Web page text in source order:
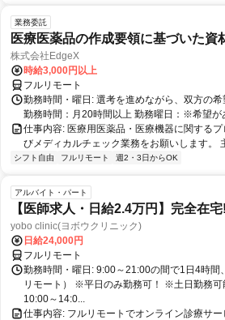
業務委託
医療医薬品の作成要領に基づいた資
株式会社EdgeX
時給3,000円以上
フルリモート
勤務時間・曜日: 選考を進めながら、双方の
勤務時間：月20時間以上 勤務曜日：※希望
仕事内容: 医療用医薬品・医療機器に関する
びメディカルチェック業務をお願いします。
シフト自由 フルリモート 週2・3日からOK
アルバイト・パート
【医師求人・日給2.4万円】完全在
yobo clinic(ヨボウクリニック)
日給24,000円
フルリモート
勤務時間・曜日: 9:00～21:00の間で1日4時間
リモート） ※平日のみ勤務可！ ※土日勤務可
10:00～14:0...
仕事内容: フルリモートでオンライン診療サ